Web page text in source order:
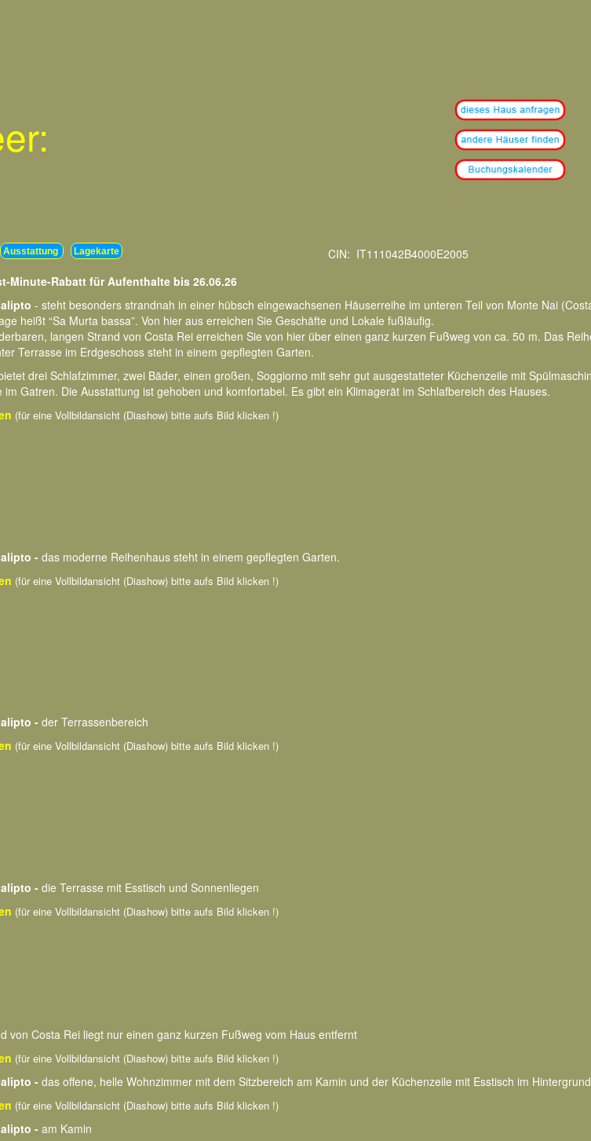
Ausstattung Lagekarte
CIN: IT111042B4000E2005
Minute-Rabatt für Aufenthalte bis 26.06.26
- steht besonders strandnah in einer hübsch eingewachsenen Häuserreihe im unteren Teil von Monte Nai
heißt “Sa Murta bassa”. Von hier aus erreichen Sie Geschäfte und Lokale fußläufig.
langen Strand von Costa Rei erreichen Sie von hier über einen ganz kurzen Fußweg von ca. 50 m. Das
Terrasse im Erdgeschoss steht in einem gepflegten Garten.
drei Schlafzimmer, zwei Bäder, einen großen, Soggiorno mit sehr gut ausgestatteter Küchenzeile mit
im Gatren. Die Ausstattung ist gehoben und komfortabel. Es gibt ein Klimagerät im Schlafbereich des Hauses.
(für eine Vollbildansicht (Diashow) bitte aufs Bild klicken !)
- das moderne Reihenhaus steht in einem gepflegten Garten.
(für eine Vollbildansicht (Diashow) bitte aufs Bild klicken !)
- der Terrassenbereich
(für eine Vollbildansicht (Diashow) bitte aufs Bild klicken !)
- die Terrasse mit Esstisch und Sonnenliegen
(für eine Vollbildansicht (Diashow) bitte aufs Bild klicken !)
von Costa Rei liegt nur einen ganz kurzen Fußweg vom Haus entfernt
(für eine Vollbildansicht (Diashow) bitte aufs Bild klicken !)
- das offene, helle Wohnzimmer mit dem Sitzbereich am Kamin und der Küchenzeile mit Esstisch im Hintergrund
(für eine Vollbildansicht (Diashow) bitte aufs Bild klicken !)
- am Kamin